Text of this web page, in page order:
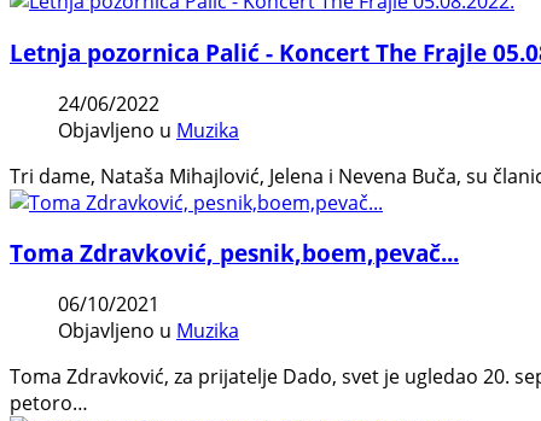
Letnja pozornica Palić - Koncert The Frajle
24/06/2022
Objavljeno u Muzika
Tri dame, Nataša Mihajlović, Jelena i Nevena Buča, su
Toma Zdravković, pesnik,boem,pevač...
06/10/2021
Objavljeno u Muzika
Toma Zdravković, za prijatelje Dado, svet je ugledao 20.
petoro…